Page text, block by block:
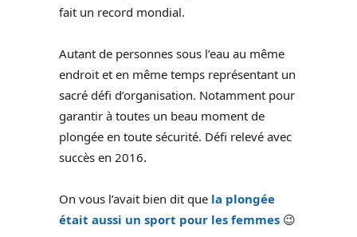
fait un record mondial.
Autant de personnes sous l’eau au même
endroit et en même temps représentant un
sacré défi d’organisation. Notamment pour
garantir à toutes un beau moment de
plongée en toute sécurité. Défi relevé avec
succès en 2016.
On vous l’avait bien dit que la plongée
était aussi un sport pour les femmes 😉